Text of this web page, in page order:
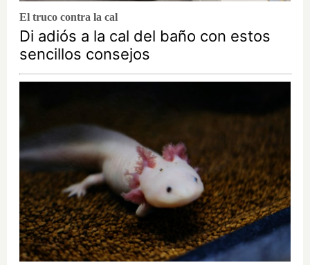
El truco contra la cal
Di adiós a la cal del baño con estos
sencillos consejos